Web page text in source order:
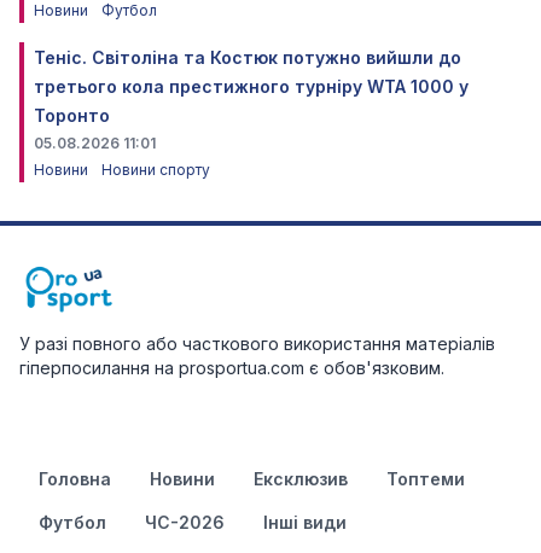
Новини
Футбол
Теніс. Світоліна та Костюк потужно вийшли до
третього кола престижного турніру WTA 1000 у
Торонто
05.08.2026 11:01
Новини
Новини спорту
У разі повного або часткового використання матеріалів
гіперпосилання на prosportua.com є обов'язковим.
Головна Новини Ексклюзив Топтеми
Футбол ЧС-2026 Інші види